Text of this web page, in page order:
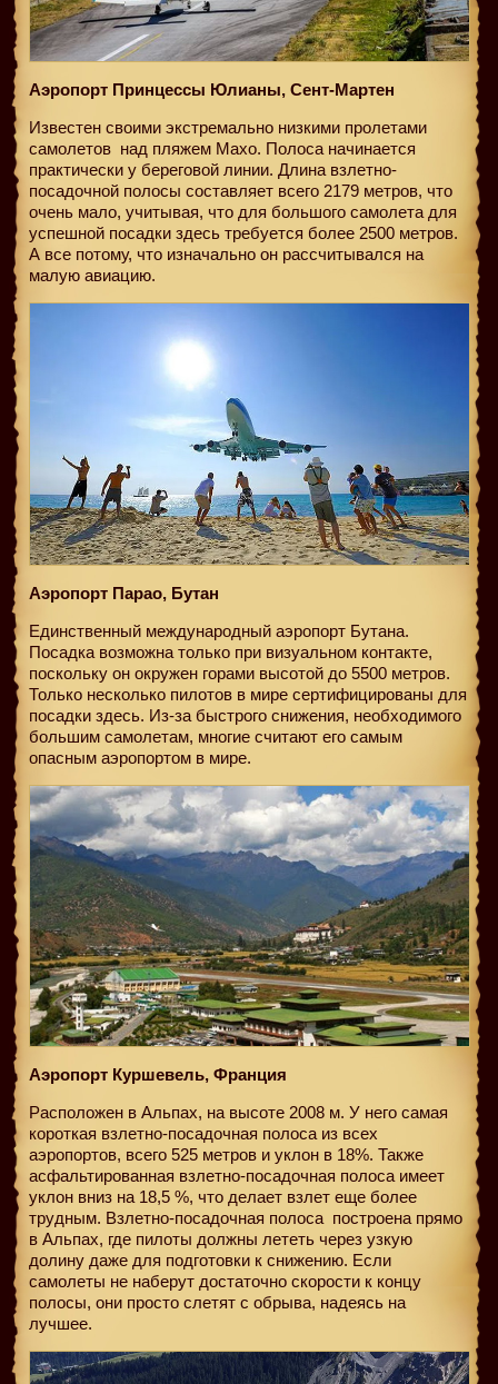
Аэропорт Принцессы Юлианы, Сент-Мартен
Известен своими экстремально низкими пролетами
самолетов над пляжем Махо. Полоса начинается
практически у береговой линии. Длина взлетно-
посадочной полосы составляет всего 2179 метров, что
очень мало, учитывая, что для большого самолета для
успешной посадки здесь требуется более 2500 метров.
А все потому, что изначально он рассчитывался на
малую авиацию.
Аэропорт Парао, Бутан
Единственный международный аэропорт Бутана.
Посадка возможна только при визуальном контакте,
поскольку он окружен горами высотой до 5500 метров.
Только несколько пилотов в мире сертифицированы для
посадки здесь. Из-за быстрого снижения, необходимого
большим самолетам, многие считают его самым
опасным аэропортом в мире.
Аэропорт Куршевель, Франция
Расположен в Альпах, на высоте 2008 м. У него самая
короткая взлетно-посадочная полоса из всех
аэропортов, всего 525 метров и уклон в 18%. Также
асфальтированная взлетно-посадочная полоса имеет
уклон вниз на 18,5 %, что делает взлет еще более
трудным. Взлетно-посадочная полоса построена прямо
в Альпах, где пилоты должны лететь через узкую
долину даже для подготовки к снижению. Если
самолеты не наберут достаточно скорости к концу
полосы, они просто слетят с обрыва, надеясь на
лучшее.